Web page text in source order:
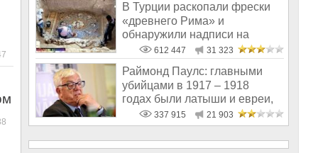
В Турции раскопали фрески
«древнего Рима» и
обнаружили надписи на
Русском!612 447 31 323
Раймонд Паулс: главными
убийцами в 1917 – 1918
годах были латыши и евреи,
а не русс337 915 21 903